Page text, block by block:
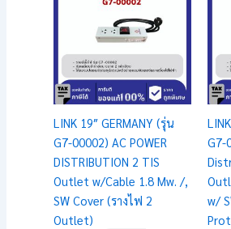
LINK 19″ GERMANY (รุ่น
G7-00002) AC POWER
DISTRIBUTION 2 TIS
Outlet w/Cable 1.8 Mw. /,
SW Cover (รางไฟ 2
Outlet)
G7-
w/